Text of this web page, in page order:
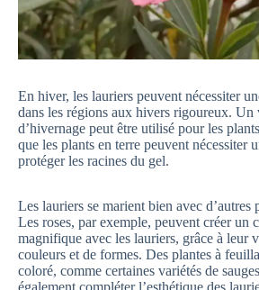
En hiver, les lauriers peuvent nécessiter
dans les régions aux hivers rigoureux. Un
d’hivernage peut être utilisé pour les
que les plants en terre peuvent nécessiter
protéger les racines du gel.
Les lauriers se marient bien avec d’autres
Les roses, par exemple, peuvent créer un
magnifique avec les lauriers, grâce à leur
couleurs et de formes. Des plantes à
coloré, comme certaines variétés de
également compléter l’esthétique des